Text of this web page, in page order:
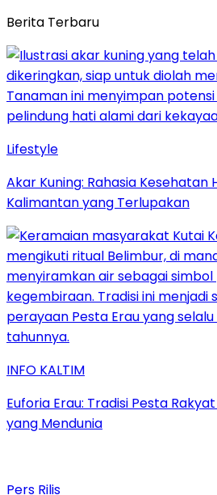
Berita Terbaru
Lifestyle
Akar Kuning: Rahasia Kesehatan
Kalimantan yang Terlupakan
INFO KALTIM
Euforia Erau: Tradisi Pesta
yang Mendunia
Pers Rilis